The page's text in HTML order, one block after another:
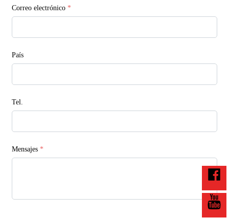
Correo electrónico *
País
Tel.
Mensajes *